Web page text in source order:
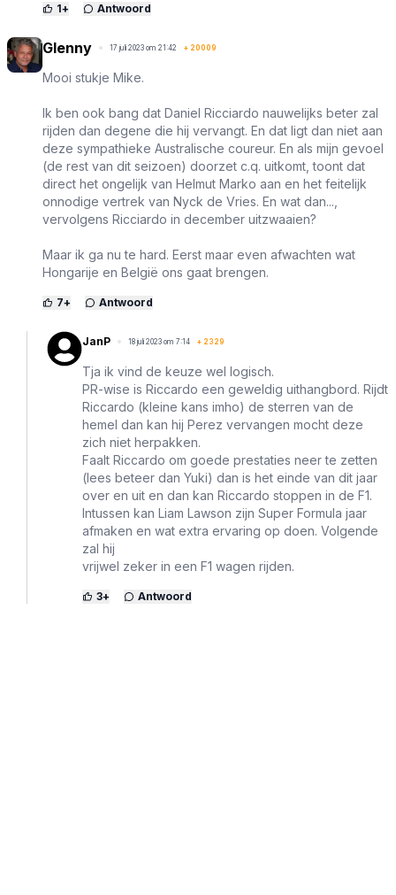
1+ Antwoord
Glenny 17 juli 2023 om 21:42 + 20009
Mooi stukje Mike.
Ik ben ook bang dat Daniel Ricciardo nauwelijks beter zal
rijden dan degene die hij vervangt. En dat ligt dan niet aan
deze sympathieke Australische coureur. En als mijn gevoel
(de rest van dit seizoen) doorzet c.q. uitkomt, toont dat
direct het ongelijk van Helmut Marko aan en het feitelijk
onnodige vertrek van Nyck de Vries. En wat dan...,
vervolgens Ricciardo in december uitzwaaien?
Maar ik ga nu te hard. Eerst maar even afwachten wat
Hongarije en België ons gaat brengen.
7+ Antwoord
JanP 18 juli 2023 om 7:14 + 2329
Tja ik vind de keuze wel logisch.
PR-wise is Riccardo een geweldig uithangbord. Rijdt
Riccardo (kleine kans imho) de sterren van de
hemel dan kan hij Perez vervangen mocht deze
zich niet herpakken.
Faalt Riccardo om goede prestaties neer te zetten
(lees beteer dan Yuki) dan is het einde van dit jaar
over en uit en dan kan Riccardo stoppen in de F1.
Intussen kan Liam Lawson zijn Super Formula jaar
afmaken en wat extra ervaring op doen. Volgende
zal hij
vrijwel zeker in een F1 wagen rijden.
3+ Antwoord